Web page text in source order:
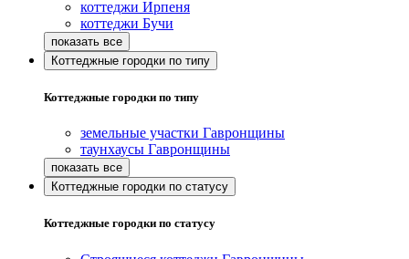
коттеджи Ирпеня
коттеджи Бучи
Коттеджные городки по типу
Коттеджные городки по типу
земельные участки Гавронщины
таунхаусы Гавронщины
Коттеджные городки по статусу
Коттеджные городки по статусу